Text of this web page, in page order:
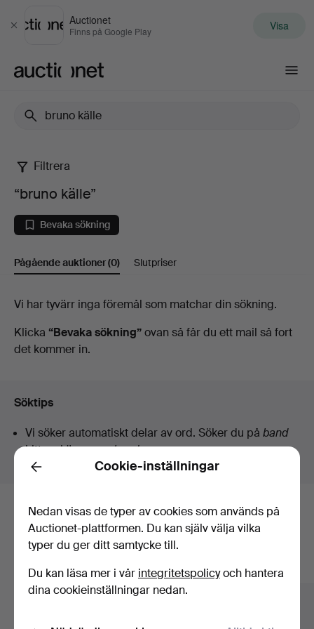
Stäng
Auctionet
Finns på Google Play Visa
“bruno
källe”
Filtrera
“bruno källe”
Bevaka sökning
Pågående auktioner(0) Slutpriser
Pågående
auktioner
Vi har tyvärr inga föremål som matchar din sökning.
Klicka “Bevaka sökning”ovan så får du ett mail så fort
det kommer in.
Söktips
Vi söker automatiskt delar av ord. Söker du på band
hittar vi ävenarmbandsur.
Här är föremål från vårt arkiv som
matchar din sökning
Visa alla föremål
Back Cookie-inställningar
Nedan visas de typer av cookies som används på
Auctionet-plattformen. Du kan själv välja vilka
typer du ger ditt samtycke till.
Du kan läsa mer i vår integritetspolicyoch hantera
dina cookieinställningar nedan.